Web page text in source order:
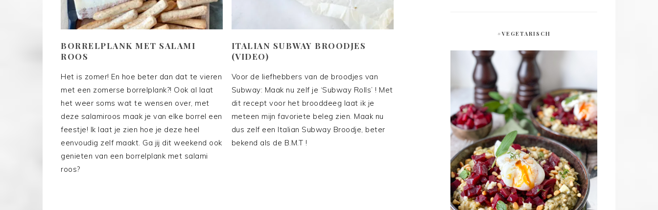
BORRELPLANK MET SALAMI
ROOS
Het is zomer! En hoe beter dan dat te vieren
met een zomerse borrelplank?! Ook al laat
het weer soms wat te wensen over, met
deze salamiroos maak je van elke borrel een
feestje! Ik laat je zien hoe je deze heel
eenvoudig zelf maakt. Ga jij dit weekend ook
genieten van een borrelplank met salami
roos?
ITALIAN SUBWAY BROODJES
(VIDEO)
Voor de liefhebbers van de broodjes van
Subway: Maak nu zelf je ‘Subway Rolls’ ! Met
dit recept voor het brooddeeg laat ik je
meteen mijn favoriete beleg zien. Maak nu
dus zelf een Italian Subway Broodje, beter
bekend als de B.M.T !
#VEGETARISCH